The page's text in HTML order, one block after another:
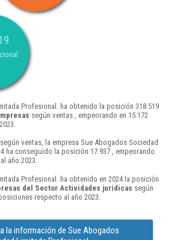
Profesional. ha obtenido la posición 318.519
según ventas , empeorando en 15.172
según ventas, la empresa Sue Abogados Sociedad
ha conseguido la posición 17.937 , empeorando
año 2023.
Profesional. ha obtenido en 2024 la posición
del Sector Actividades jurídicas según
respecto al año 2023.
la información de Sue Abogados